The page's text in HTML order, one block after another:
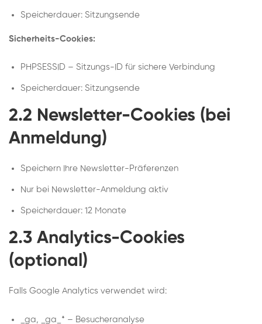
Speicherdauer: Sitzungsende
Sicherheits-Cookies:
PHPSESSID – Sitzungs-ID für sichere Verbindung
Speicherdauer: Sitzungsende
2.2 Newsletter-Cookies (bei
Anmeldung)
Speichern Ihre Newsletter-Präferenzen
Nur bei Newsletter-Anmeldung aktiv
Speicherdauer: 12 Monate
2.3 Analytics-Cookies
(optional)
Falls Google Analytics verwendet wird:
_ga, _ga_* – Besucheranalyse